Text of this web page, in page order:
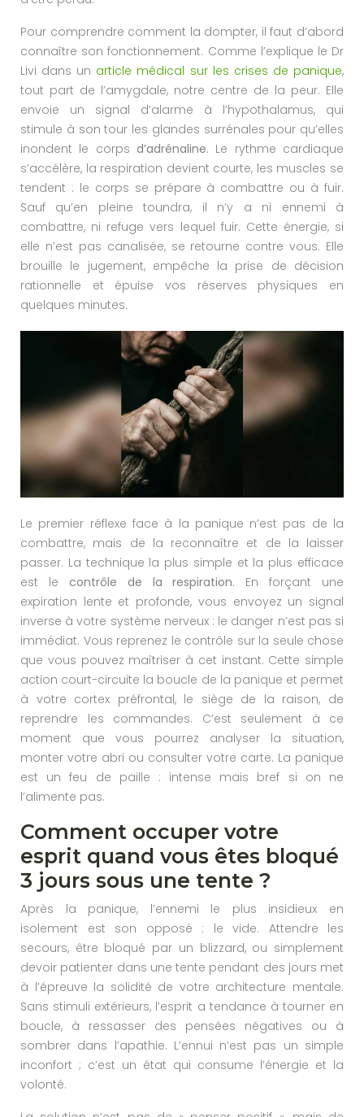
Pour comprendre comment la dompter, il faut d’abord
connaître son fonctionnement. Comme l’explique le Dr
Livi dans un article médical sur les crises de panique,
tout part de l’amygdale, notre centre de la peur. Elle
envoie un signal d’alarme à l’hypothalamus, qui
stimule à son tour les glandes surrénales pour qu’elles
inondent le corps d’adrénaline. Le rythme cardiaque
s’accélère, la respiration devient courte, les muscles se
tendent : le corps se prépare à combattre ou à fuir.
Sauf qu’en pleine toundra, il n’y a ni ennemi à
combattre, ni refuge vers lequel fuir. Cette énergie, si
elle n’est pas canalisée, se retourne contre vous. Elle
brouille le jugement, empêche la prise de décision
rationnelle et épuise vos réserves physiques en
quelques minutes.
Le premier réflexe face à la panique n’est pas de la
combattre, mais de la reconnaître et de la laisser
passer. La technique la plus simple et la plus efficace
est le contrôle de la respiration. En forçant une
expiration lente et profonde, vous envoyez un signal
inverse à votre système nerveux : le danger n’est pas si
immédiat. Vous reprenez le contrôle sur la seule chose
que vous pouvez maîtriser à cet instant. Cette simple
action court-circuite la boucle de la panique et permet
à votre cortex préfrontal, le siège de la raison, de
reprendre les commandes. C’est seulement à ce
moment que vous pourrez analyser la situation,
monter votre abri ou consulter votre carte. La panique
est un feu de paille : intense mais bref si on ne
l’alimente pas.
Comment occuper votre
esprit quand vous êtes bloqué
3 jours sous une tente ?
Après la panique, l’ennemi le plus insidieux en
isolement est son opposé : le vide. Attendre les
secours, être bloqué par un blizzard, ou simplement
devoir patienter dans une tente pendant des jours met
à l’épreuve la solidité de votre architecture mentale.
Sans stimuli extérieurs, l’esprit a tendance à tourner en
boucle, à ressasser des pensées négatives ou à
sombrer dans l’apathie. L’ennui n’est pas un simple
inconfort ; c’est un état qui consume l’énergie et la
volonté.